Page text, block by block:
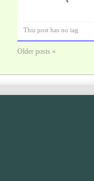
This post has no tag
Older posts «